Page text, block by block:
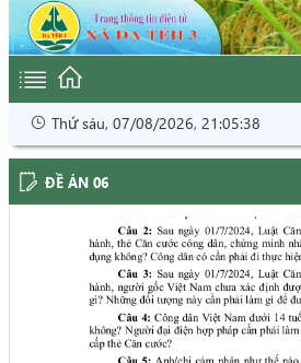
Thứ sáu, 07/08/2026, 21:05:38
ĐỀ ÁN 06